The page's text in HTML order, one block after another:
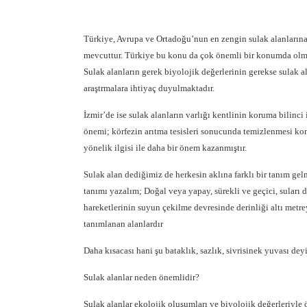
Türkiye, Avrupa ve Ortadoğu’nun en zengin sulak
mevcuttur. Türkiye bu konu da çok önemli bir konumda
Sulak alanların gerek biyolojik değerlerinin gerekse sulak
araştrmalara ihtiyaç duyulmaktadır.
İzmir’de ise sulak alanların varlığı kentlinin koruma
önemi; körfezin arıtma tesisleri sonucunda temizlenmesi
yönelik ilgisi ile daha bir önem kazanmıştır.
Sulak alan dediğimiz de herkesin aklına farklı bir tanım
tanımı yazalım; Doğal veya yapay, sürekli ve geçici,
hareketlerinin suyun çekilme devresinde derinliği altı
tanımlanan alanlardır
Daha kısacası hani şu bataklık, sazlık, sivrisinek yuvası
Sulak alanlar neden önemlidir?
Sulak alanlar ekolojik oluşumları ve biyolojik değerleriyle